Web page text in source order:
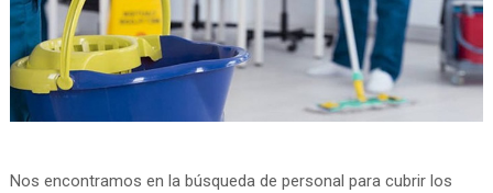
Nos encontramos en la búsqueda de personal para cubrir los